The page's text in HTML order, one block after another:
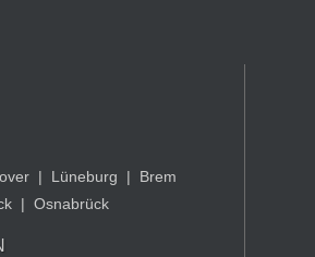
| Lüneburg |
Brem
| Osnabrück